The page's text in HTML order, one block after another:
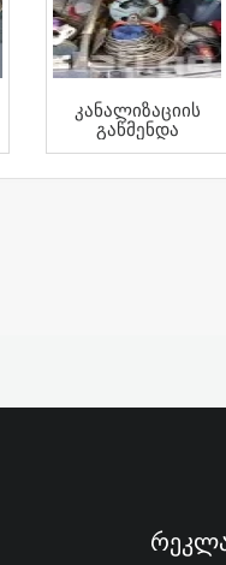
Კანალიზაციის
Გაწმენდა